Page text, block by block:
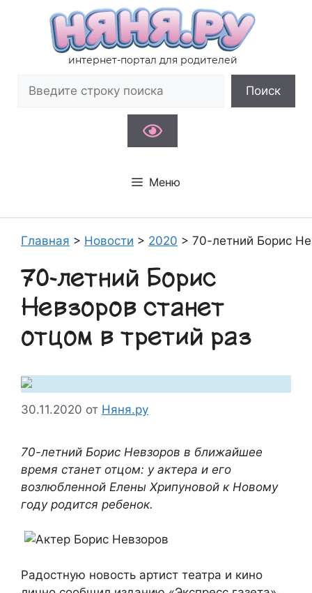
содержимому
интернет-портал для родителей
Поиск
Меню
Главная > Новости > 2020 > 70-летний Борис
70-летний Борис
Невзоров станет
отцом в третий раз
30.11.2020 от Няня.ру
70-летний Борис Невзоров в ближайшее
время станет отцом: у актера и его
возлюбленной Елены Хрипуновой к Новому
году родится ребенок.
Радостную новость артист театра и кино